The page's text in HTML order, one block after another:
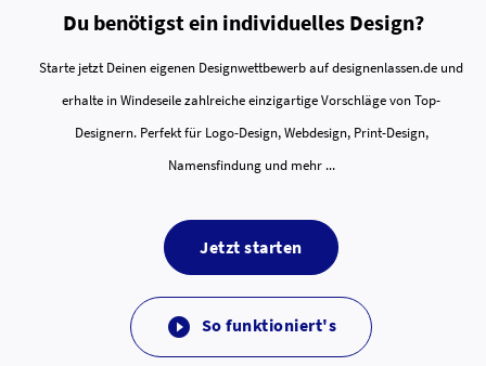
Du benötigst ein individuelles Design?
Starte jetzt Deinen eigenen Designwettbewerb auf designenlassen.de und
erhalte in Windeseile zahlreiche einzigartige Vorschläge von Top-
Designern. Perfekt für Logo-Design, Webdesign, Print-Design,
Namensfindung und mehr ...
Jetzt starten
 So funktioniert's